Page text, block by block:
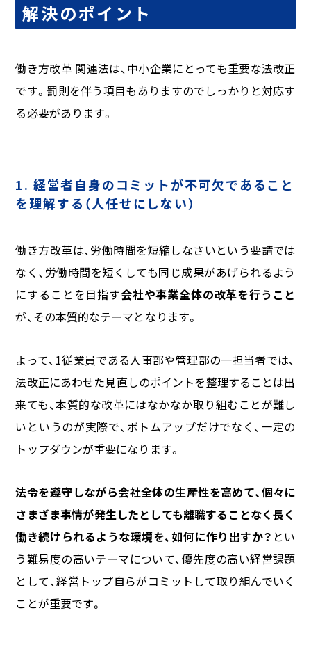
解決のポイント
働き方改革 関連法は、中小企業にとっても重要な法改正
です。罰則を伴う項目もありますのでしっかりと対応す
る必要があります。
1. 経営者自身のコミットが不可欠であること
を理解する（人任せにしない）
働き方改革は、労働時間を短縮しなさいという要請では
なく、労働時間を短くしても同じ成果があげられるよう
にすることを目指す会社や事業全体の改革を行うこと
が、その本質的なテーマとなります。
よって、1従業員である人事部や管理部の一担当者では、
法改正にあわせた見直しのポイントを整理することは出
来ても、本質的な改革にはなかなか取り組むことが難し
いというのが実際で、ボトムアップだけでなく、一定の
トップダウンが重要になります。
法令を遵守しながら会社全体の生産性を高めて、個々に
さまざま事情が発生したとしても離職することなく長く
働き続けられるような環境を、如何に作り出すか？ とい
う難易度の高いテーマについて、優先度の高い経営課題
として、経営トップ自らがコミットして取り組んでいく
ことが重要です。